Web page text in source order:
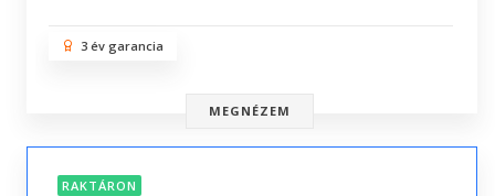
3 év garancia
MEGNÉZEM
RAKTÁRON